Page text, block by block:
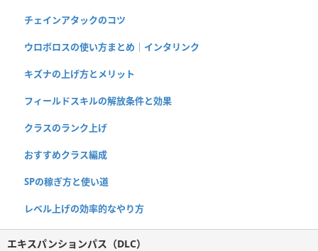
チェインアタックのコツ
ウロボロスの使い方まとめ｜インタリンク
キズナの上げ方とメリット
フィールドスキルの解放条件と効果
クラスのランク上げ
おすすめクラス編成
SPの稼ぎ方と使い道
レベル上げの効率的なやり方
エキスパンションパス（DLC）